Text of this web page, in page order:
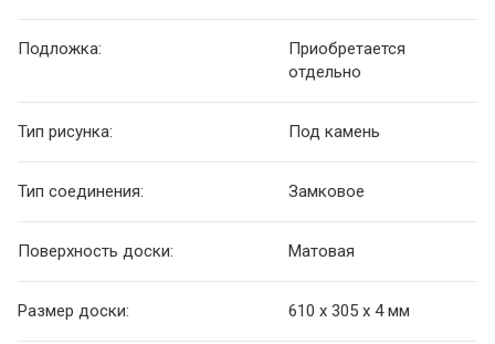
Подложка:
Приобретается
отдельно
Тип рисунка: Под камень
Тип соединения: Замковое
Поверхность доски: Матовая
Размер доски: 610 х 305 х 4 мм